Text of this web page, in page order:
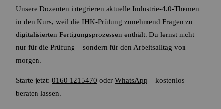
Unsere Dozenten integrieren aktuelle Industrie-4.0-Themen
in den Kurs, weil die IHK-Prüfung zunehmend Fragen zu
digitalisierten Fertigungsprozessen enthält. Du lernst nicht
nur für die Prüfung – sondern für den Arbeitsalltag von
morgen.
Starte jetzt: 0160 1215470 oder WhatsApp – kostenlos
beraten lassen.